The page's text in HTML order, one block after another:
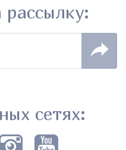
сетях: